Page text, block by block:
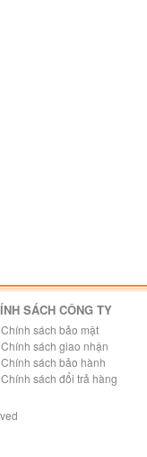
SÁCH CÔNG TY
Chính sách bảo mật
Chính sách giao nhận
Chính sách bảo hành
Chính sách đổi trả hàng